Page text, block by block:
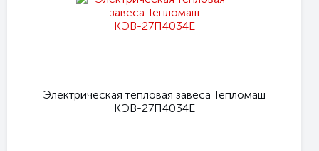
Электрическая тепловая завеса Тепломаш
КЭВ-27П4034Е